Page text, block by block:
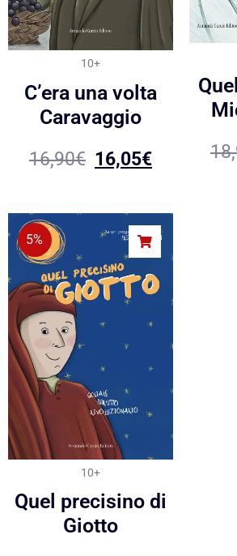
10+
C’era una volta
Caravaggio
16,90€ 16,05€
5%
10+
Quel precisino di
Giotto